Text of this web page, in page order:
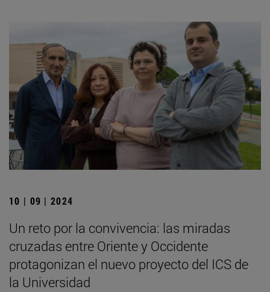
10 | 09 | 2024
Un reto por la convivencia: las miradas
cruzadas entre Oriente y Occidente
protagonizan el nuevo proyecto del ICS de
la Universidad